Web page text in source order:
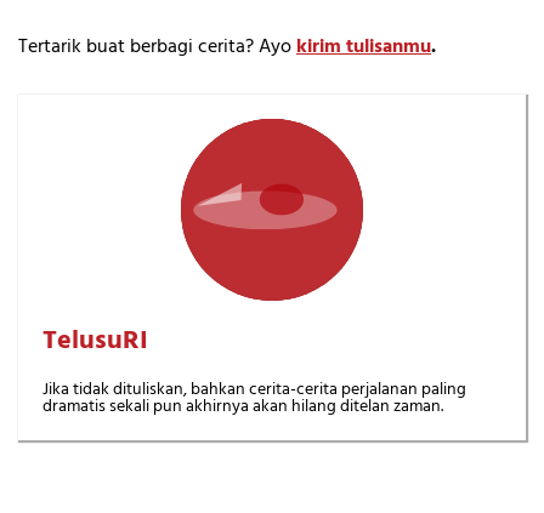
Tertarik buat berbagi cerita? Ayokirim tulisanmu.
TelusuRI
Jika tidak dituliskan, bahkan cerita-cerita perjalanan paling
dramatis sekali pun akhirnya akan hilang ditelan zaman.